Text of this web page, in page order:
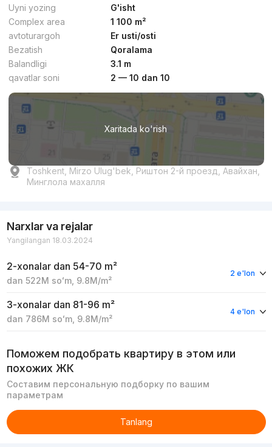
Uyni yozing
G'isht
Complex area
1 100 m²
avtoturargoh
Er usti/osti
Bezatish
Qoralama
Balandligi
3.1 m
qavatlar soni
2 — 10 dan 10
Xaritada ko'rish
Toshkent, Mirzo Ulug'bek, Риштон 2-й проезд, Авайхан,
Минглола махалля
Narxlar va rejalar
Yangilangan 18.03.2024
2-xonalar dan 54-70 m²
dan 522M soʻm, 9.8M/m²
2 e'lon
3-xonalar dan 81-96 m²
dan 786M soʻm, 9.8M/m²
4 e'lon
Поможем подобрать квартиру в этом или
похожих ЖК
Составим персональную подборку по вашим
параметрам
Tanlang